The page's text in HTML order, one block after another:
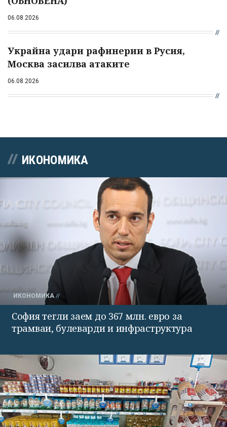
06.08.2026
Украйна удари рафинерии в Русия,
Москва засилва атаките
06.08.2026
ИКОНОМИКА
ИКОНОМИКА
София тегли заем до 367 млн. евро за
трамваи, булеварди и инфраструктура